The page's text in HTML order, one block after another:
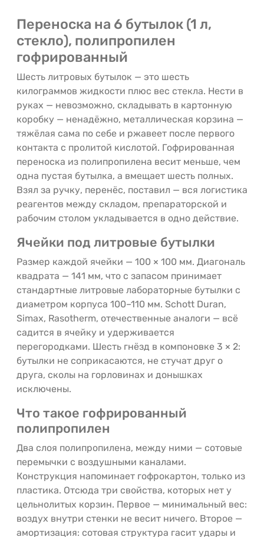
Переноска на 6 бутылок (1 л,
стекло), полипропилен
гофрированный
Шесть литровых бутылок — это шесть
килограммов жидкости плюс вес стекла. Нести в
руках — невозможно, складывать в картонную
коробку — ненадёжно, металлическая корзина —
тяжёлая сама по себе и ржавеет после первого
контакта с пролитой кислотой. Гофрированная
переноска из полипропилена весит меньше, чем
одна пустая бутылка, а вмещает шесть полных.
Взял за ручку, перенёс, поставил — вся логистика
реагентов между складом, препараторской и
рабочим столом укладывается в одно действие.
Ячейки под литровые бутылки
Размер каждой ячейки — 100 × 100 мм. Диагональ
квадрата — 141 мм, что с запасом принимает
стандартные литровые лабораторные бутылки с
диаметром корпуса 100–110 мм. Schott Duran,
Simax, Rasotherm, отечественные аналоги — всё
садится в ячейку и удерживается
перегородками. Шесть гнёзд в компоновке 3 × 2:
бутылки не соприкасаются, не стучат друг о
друга, сколы на горловинах и донышках
исключены.
Что такое гофрированный
полипропилен
Два слоя полипропилена, между ними — сотовые
перемычки с воздушными каналами.
Конструкция напоминает гофрокартон, только из
пластика. Отсюда три свойства, которых нет у
цельнолитых корзин. Первое — минимальный вес:
воздух внутри стенки не весит ничего. Второе —
амортизация: сотовая структура гасит удары и